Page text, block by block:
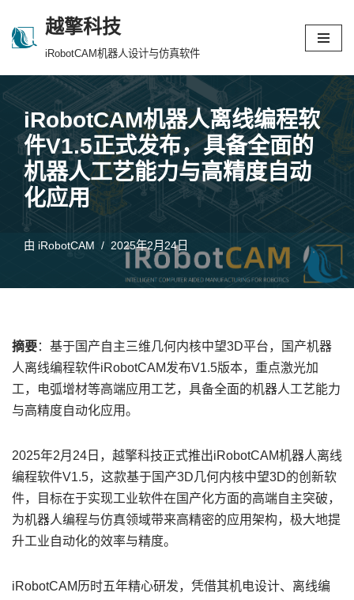
跳
文
越擎科技
iRobotCAM机器人设计与仿真软件
iRobotCAM机器人离线编程软
件V1.5正式发布，具备全面的
机器人工艺能力与高精度自动
化应用
由 iRobotCAM 2025年2月24日
摘要：基于国产自主三维几何内核中望3D平台，国产机器
人离线编程软件iRobotCAM发布V1.5版本，重点激光加
工，电弧增材等高端应用工艺，具备全面的机器人工艺能力
与高精度自动化应用。
2025年2月24日，越擎科技正式推出iRobotCAM机器人离线
编程软件V1.5，这款基于国产3D几何内核中望3D的创新软
件，目标在于实现工业软件在国产化方面的高端自主突破，
为机器人编程与仿真领域带来高精密的应用架构，极大地提
升工业自动化的效率与精度。
iRobotCAM历时五年精心研发，凭借其机电设计、离线编